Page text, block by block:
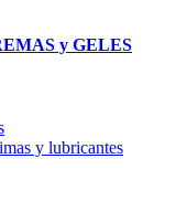
y GELES
y lubricantes